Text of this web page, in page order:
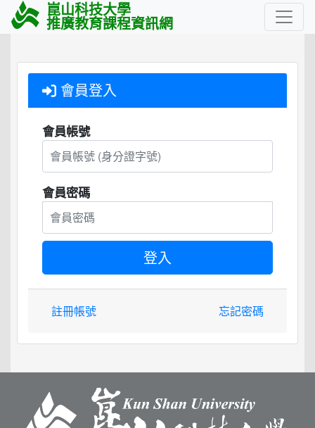
崑山科技大學
推廣教育課程資訊網
會員登入
會員帳號
會員密碼
註冊帳號 忘記密碼